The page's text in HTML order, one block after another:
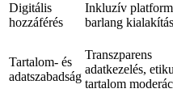
Digitális
hozzáférés
Inkluzív
barlang
Tartalom- és
adatszabadság
Transzparens
adatkezelés,
tartalom